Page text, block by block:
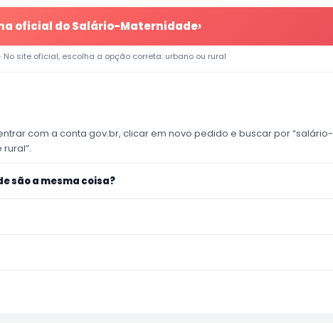
oficial do Salário-Maternidade›
No site oficial, escolha a opção correta: urbano ou rural
com a conta gov.br, clicar em novo pedido e buscar por “salário-
são a mesma coisa?